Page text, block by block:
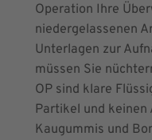
Operation Ihre
niedergelassenen
Unterlagen zur
müssen Sie
OP sind klare
Partikel und
Kaugummis und